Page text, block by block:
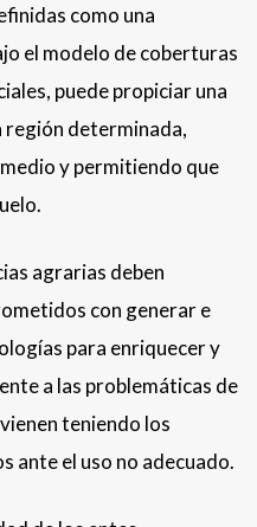
como una
el modelo de coberturas
puede propiciar una
región determinada,
y permitiendo que
agrarias deben
con generar e
para enriquecer y
a las problemáticas de
teniendo los
ante el uso no adecuado.